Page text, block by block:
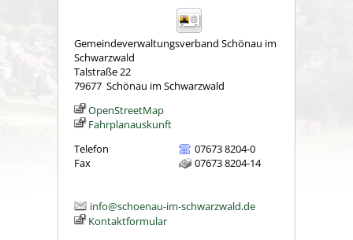
Gemeindeverwaltungsverband Schönau im
Schwarzwald
Talstraße 22
79677 Schönau im Schwarzwald
OpenStreetMap
Fahrplanauskunft
Telefon
07673 8204-0
Fax
07673 8204-14
info@schoenau-im-schwarzwald.de
Kontaktformular